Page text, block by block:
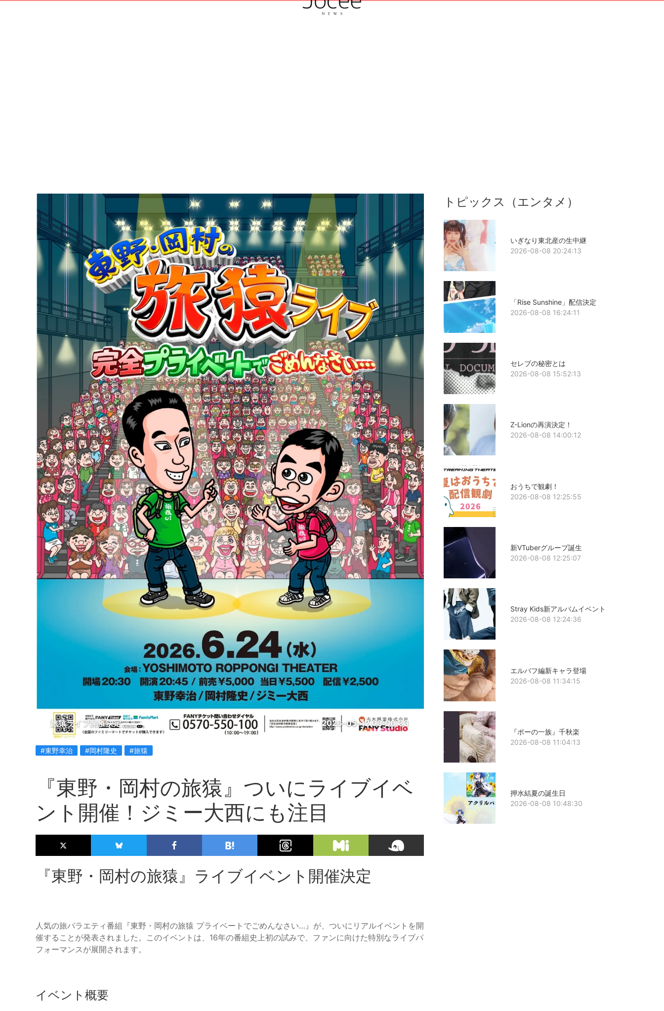
旅猿ライブ開催決定 2026-05-12 03:06:33
#東野幸治 #岡村隆史 #旅猿
『東野・岡村の旅猿』ついにライブイベ
ント開催！ジミー大西にも注目
『東野・岡村の旅猿』ライブイベント開催決定
人気の旅バラエティ番組『東野・岡村の旅猿 プライベートでごめんなさい…』が、ついにリアルイベントを開
催することが発表されました。このイベントは、16年の番組史上初の試みで、ファンに向けた特別なライブパ
フォーマンスが展開されます。
イベント概要
トピックス（エンタメ）
いぎなり東北産の生中継
2026-08-08 20:24:13
「Rise Sunshine」配信決定
2026-08-08 16:24:11
セレブの秘密とは
2026-08-08 15:52:13
Z-Lionの再演決定！
2026-08-08 14:00:12
おうちで観劇！
2026-08-08 12:25:55
新VTuberグループ誕生
2026-08-08 12:25:07
Stray Kids新アルバムイベント
2026-08-08 12:24:36
エルバフ編新キャラ登場
2026-08-08 11:34:15
『ポーの一族』千秋楽
2026-08-08 11:04:13
押水結夏の誕生日
2026-08-08 10:48:30